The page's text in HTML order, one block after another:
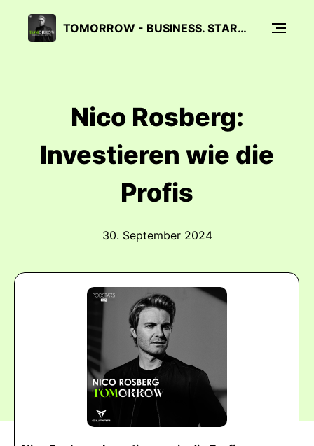
TOMORROW - BUSINESS. STARS. LIFESTYLE.
Nico Rosberg:
Investieren wie die
Profis
30. September 2024